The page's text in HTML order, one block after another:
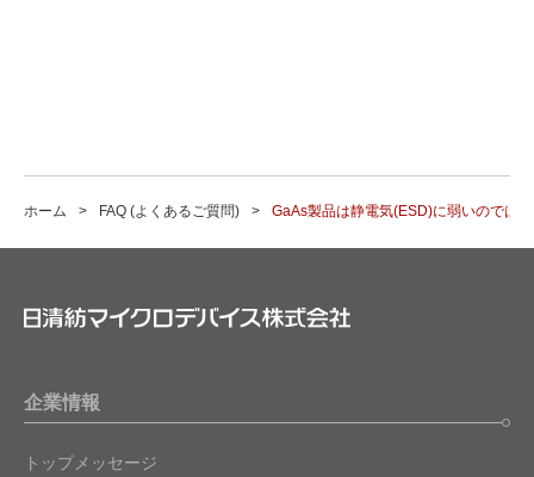
ホーム FAQ (よくあるご質問) GaAs製品は静電気(ESD)に弱いのでは
企業情報
トップメッセージ